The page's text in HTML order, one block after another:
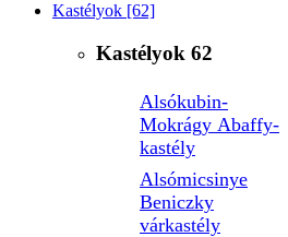
Kastélyok [62]
Kastélyok 62
Alsókubin-
Mokrágy Abaffy-
kastély
Alsómicsinye
Beniczky
várkastély